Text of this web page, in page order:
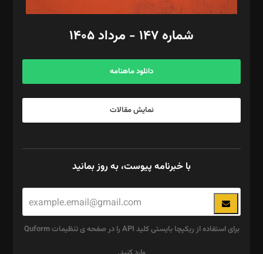
امور مالی: شاپور رهبری، محمد‌ کاظمی‌نیا
آگهی و مشترکین: ۰۹۱۹۹۹۹۰۴۵۴
شماره ۱۴۷ - مرداد ۱۴۰۵
دانلود ماهنامه
نمایش مقالات
با خبرنامه پیوست، به روز بمانید
برای استفاده از ریکپچا بایستی کلید API را در صفحه ی تنظیمات Quform